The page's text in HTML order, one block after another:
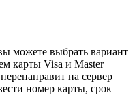
можете выбрать вариант
карты Visa и Master
на сервер
номер карты, срок